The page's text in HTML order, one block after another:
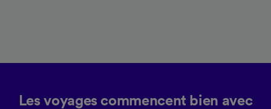
Les voyages commencent bien avec